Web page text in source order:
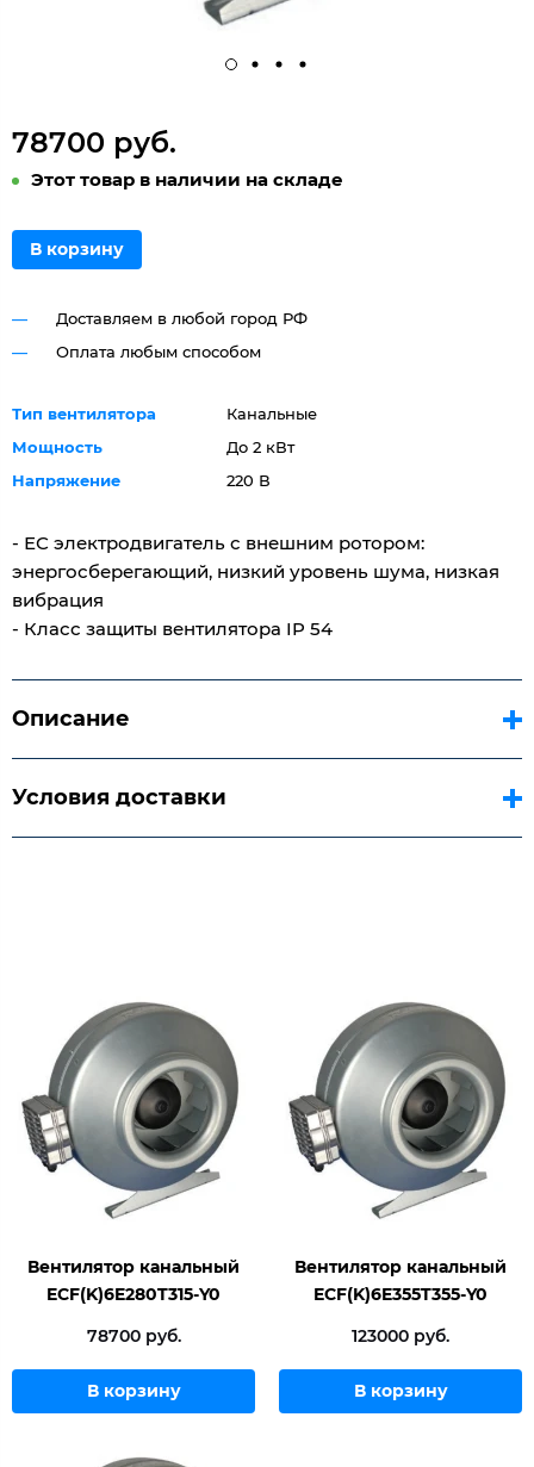
78700 руб.
Этот товар в наличии на складе
В корзину
Доставляем в любой город РФ
Оплата любым способом
Тип вентилятора
Канальные
Мощность
До 2 кВт
Напряжение
220 В
- ЕС электродвигатель с внешним ротором:
энергосберегающий, низкий уровень шума, низкая
вибрация
- Класс защиты вентилятора IP 54
Описание
Условия доставки
Вентилятор канальный
ECF(K)6E280T315-Y0
78700 руб.
В корзину
Вентилятор канальный
ECF(K)6E355T355-Y0
123000 руб.
В корзину